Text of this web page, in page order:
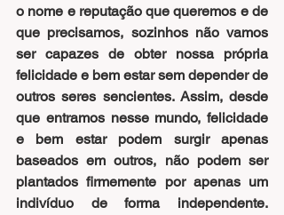
o nome e reputação que queremos e de
que precisamos, sozinhos não vamos
ser capazes de obter nossa própria
felicidade e bem estar sem depender de
outros seres sencientes. Assim, desde
que entramos nesse mundo, felicidade
e bem estar podem surgir apenas
baseados em outros, não podem ser
plantados firmemente por apenas um
indivíduo de forma independente.